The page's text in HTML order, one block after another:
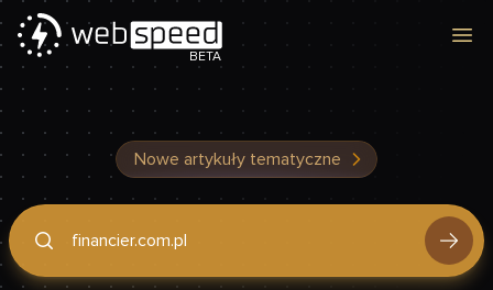
BETA
Nowe artykuły tematyczne
Podaj domenę, by sprawdzić, czy Twoja strona jest szybka